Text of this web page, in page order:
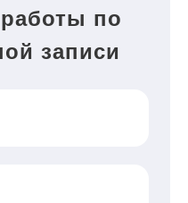
по
записи